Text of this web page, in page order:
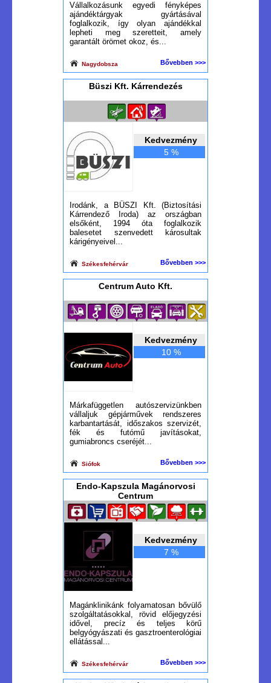
Vállalkozásunk egyedi fényképes
ajándéktárgyak gyártásával
foglalkozik, így olyan ajándékkal
lepheti meg szeretteit, amely
garantált örömet okoz, és...
Nagydobsza Bővebben >>>
Büszi Kft. Kárrendezés
Kedvezmény
5 %
Irodánk, a BÜSZI Kft. (Biztosítási
Kárrendező Iroda) az országban
elsőként, 1994 óta foglalkozik
balesetet szenvedett károsultak
kárigényeivel...
Székesfehérvár Bővebben >>>
Centrum Auto Kft.
Kedvezmény
10 %
Márkafüggetlen autószervizünkben
vállaljuk gépjárművek rendszeres
karbantartását, időszakos szervizét,
fék és futómű javításokat,
gumiabroncs cseréjét...
Siófok Bővebben >>>
Endo-Kapszula Magánorvosi
Centrum
Kedvezmény
7 %
Magánklinikánk folyamatosan bővülő
szolgáltatásokkal, rövid előjegyzési
idővel, precíz és teljes körű
belgyógyászati és gasztroenterológiai
ellátással...
Székesfehérvár Bővebben >>>